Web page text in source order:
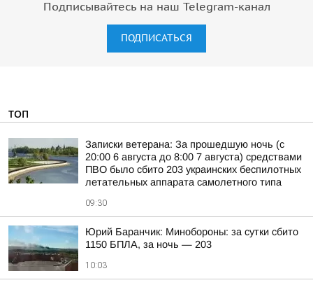
Подписывайтесь на наш Telegram-канал
ПОДПИСАТЬСЯ
ТОП
Записки ветерана: За прошедшую ночь (с
20:00 6 августа до 8:00 7 августа) средствами
ПВО было сбито 203 украинских беспилотных
летательных аппарата самолетного типа
09:30
Юрий Баранчик: Минобороны: за сутки сбито
1150 БПЛА, за ночь — 203
10:03